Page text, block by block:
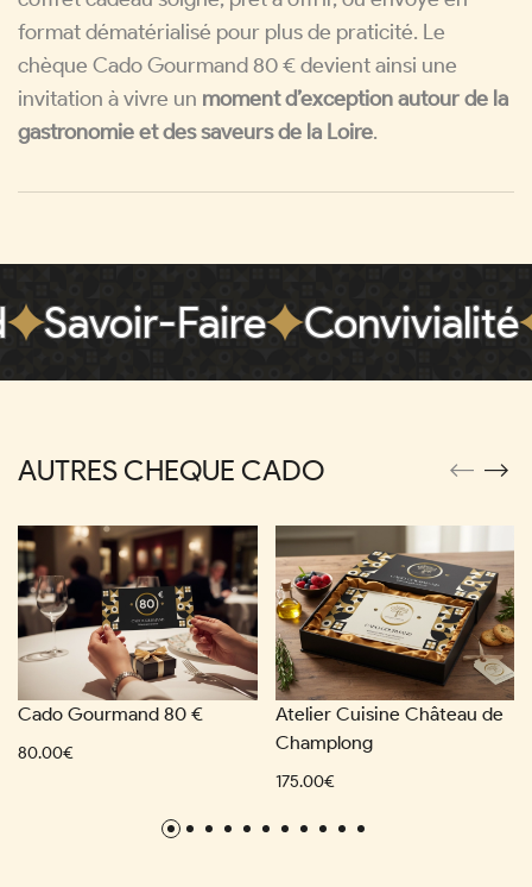
format dématérialisé pour plus de praticité. Le
chèque Cado Gourmand 80 € devient ainsi une
invitation à vivre un moment d’exception autour de la
gastronomie et des saveurs de la Loire.
Savoir-Faire Convivialité
AUTRES CHEQUE CADO
Cado Gourmand 80 €
80.00€
Atelier Cuisine Château de
Champlong
175.00€